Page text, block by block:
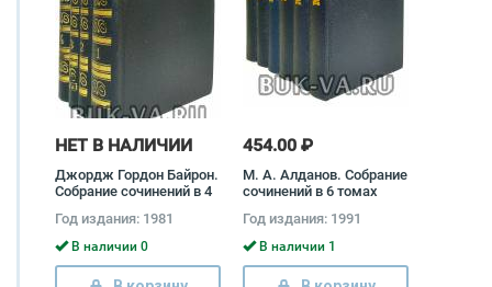
НЕТ В НАЛИЧИИ
Джордж Гордон Байрон.
Собрание сочинений в 4
Джордж Гордон Ноэл
Байрон
Год издания: 1981
В наличии 0
454.00 ₽
М. А. Алданов. Собрание
сочинений в 6 томах
Алданов
Год издания: 1991
В наличии 1